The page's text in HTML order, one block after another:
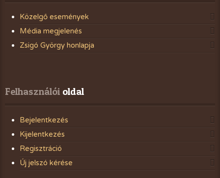
Közelgő események
Média megjelenés
Zsigó György honlapja
Felhasználói oldal
Bejelentkezés
Kijelentkezés
Regisztráció
Új jelszó kérése